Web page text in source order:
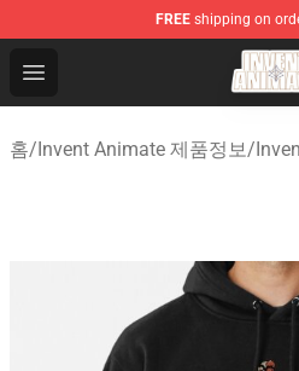
FREE shipping on
Open menu
Invent Animate Shop -
홈/Invent Animate 제품정보/